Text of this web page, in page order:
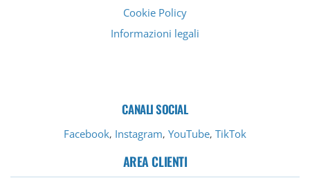
Cookie Policy
Informazioni legali
CANALI SOCIAL
Facebook, Instagram, YouTube, TikTok
AREA CLIENTI